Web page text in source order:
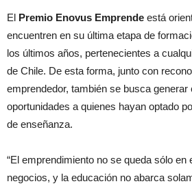
El Premio Enovus Emprende está
encuentren en su última etapa de
los últimos años, pertenecientes a
de Chile. De esta forma, junto con
emprendedor, también se busca generar
oportunidades a quienes hayan optado
de enseñanza.
“El emprendimiento no se queda sólo en
negocios, y la educación no abarca